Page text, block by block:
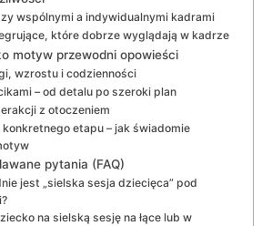
wspólnymi a indywidualnymi kadrami
które dobrze wyglądają w kadrze
motyw przewodni opowieści
wzrostu i codzienności
– od detalu po szeroki plan
z otoczeniem
konkretnego etapu – jak świadomie
pytania (FAQ)
jest „sielska sesja dziecięca” pod
na sielską sesję na łące lub w